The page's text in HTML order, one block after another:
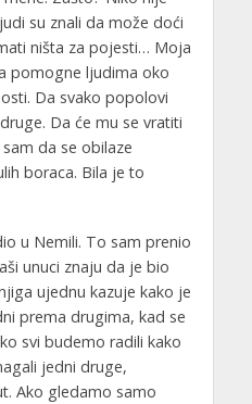
su znali da može doći
ništa za pojesti… Moja
pomogne ljudima oko
Da svako popolovi
Da će mu se vratiti
da se obilaze
boraca. Bila je to
u Nemili. To sam prenio
unuci znaju da je bio
ujednu kazuje kako je
prema drugima, kad se
svi budemo radili kako
jedni druge,
Ako gledamo samo